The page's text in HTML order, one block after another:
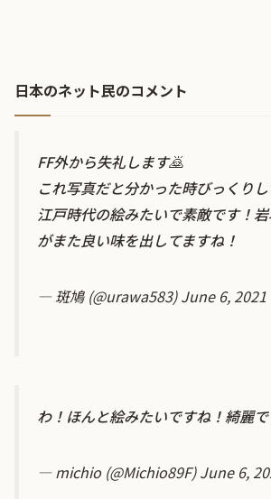
日本のネット民のコメント
FF外から失礼します🙇
これ写真だと分かった時びっくり
江戸時代の絵みたいで素敵です！
がまた良い味を出してますね！
— 斑鳩 (@urawa583)June 6, 2021
わ！ほんと絵みたいですね！綺麗で
— michio (@Michio89F)June 6,